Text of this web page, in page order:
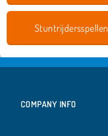
Stuntrijdersspellen
COMPANY INFO